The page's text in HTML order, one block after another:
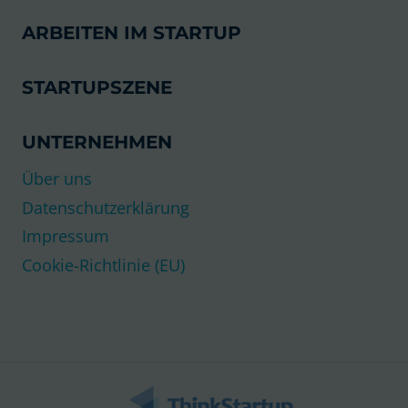
ARBEITEN IM STARTUP
STARTUPSZENE
UNTERNEHMEN
Über uns
Datenschutzerklärung
Impressum
Cookie-Richtlinie (EU)